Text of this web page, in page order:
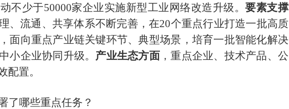
不少于50000家企业实施新型工业网络改造升级。要素支撑
、流通、共享体系不断完善，在20个重点行业打造一批高质
面向重点产业链关键环节、典型场景，培育一批智能化解决
小企业协同升级。 产业生态方面 ，重点企业、技术产品、公
配置。
了哪些重点任务？